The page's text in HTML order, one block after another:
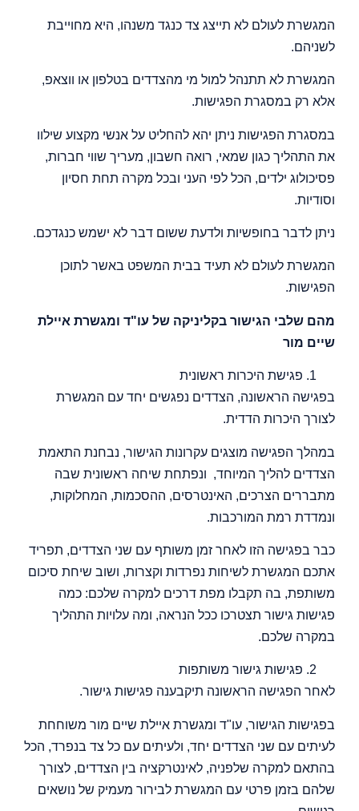
המגשרת לעולם לא תייצג צד כנגד משנהו, היא מחוייבת
לשניהם.
המגשרת לא תתנהל למול מי מהצדדים בטלפון או ווצאפ,
אלא רק במסגרת הפגישות.
במסגרת הפגישות ניתן יהא להחליט על אנשי מקצוע שילוו
את התהליך כגון שמאי, רואה חשבון, מעריך שווי חברות,
פסיכולוג ילדים, הכל לפי העני ובכל מקרה תחת חסיון
וסודיות.
ניתן לדבר בחופשיות ולדעת ששום דבר לא ישמש כנגדכם.
המגשרת לעולם לא תעיד בבית המשפט באשר לתוכן
הפגישות.
מהם שלבי הגישור בקליניקה של עו"ד ומגשרת איילת
שיים מור
פגישת היכרות ראשונית
בפגישה הראשונה, הצדדים נפגשים יחד עם המגשרת
לצורך היכרות הדדית.
במהלך הפגישה מוצגים עקרונות הגישור, נבחנת התאמת
הצדדים להליך המיוחד, ונפתחת שיחה ראשונית שבה
מתבררים הצרכים, האינטרסים, ההסכמות, המחלוקות,
ונמדדת רמת המורכבות.
כבר בפגישה הזו לאחר זמן משותף עם שני הצדדים, תפריד
אתכם המגשרת לשיחות נפרדות וקצרות, ושוב שיחת סיכום
משותפת, בה תקבלו מפת דרכים למקרה שלכם: כמה
פגישות גישור תצטרכו ככל הנראה, ומה עלויות התהליך
במקרה שלכם.
פגישות גישור משותפות
לאחר הפגישה הראשונה תיקבענה פגישות גישור.
בפגישות הגישור, עו"ד ומגשרת איילת שיים מור משוחחת
לעיתים עם שני הצדדים יחד, ולעיתים עם כל צד בנפרד, הכל
בהתאם למקרה שלפניה, לאינטרקציה בין הצדדים, לצורך
שלהם בזמן פרטי עם המגשרת לבירור מעמיק של נושאים